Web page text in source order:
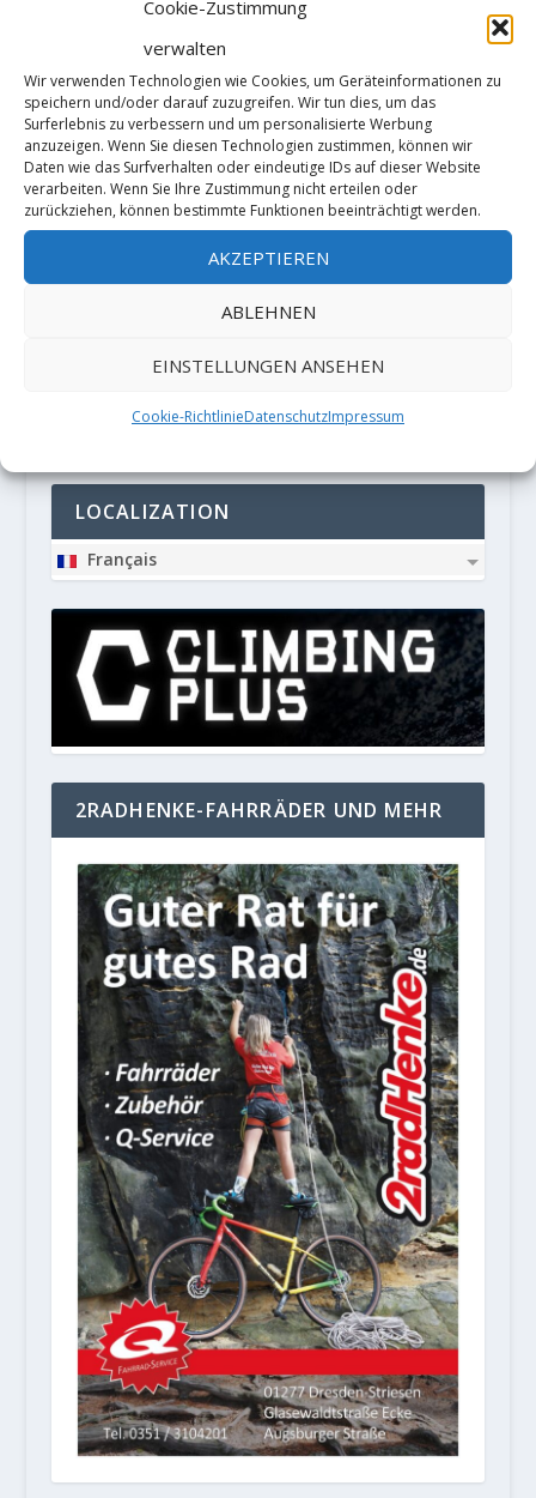
Cookie-Zustimmung
verwalten
Wir verwenden Technologien wie Cookies, um Geräteinformationen zu
speichern und/oder darauf zuzugreifen. Wir tun dies, um das
Surferlebnis zu verbessern und um personalisierte Werbung
anzuzeigen. Wenn Sie diesen Technologien zustimmen, können wir
Daten wie das Surfverhalten oder eindeutige IDs auf dieser Website
verarbeiten. Wenn Sie Ihre Zustimmung nicht erteilen oder
zurückziehen, können bestimmte Funktionen beeinträchtigt werden.
AKZEPTIEREN
ABLEHNEN
EINSTELLUNGEN ANSEHEN
Cookie-RichtlinieDatenschutzImpressum
Spam zu reduzieren.Erfahre, wie
deine Kommentardaten verarbeitet
PARTNER
LOCALIZATION
Français
2RADHENKE-FAHRRÄDER UND MEHR